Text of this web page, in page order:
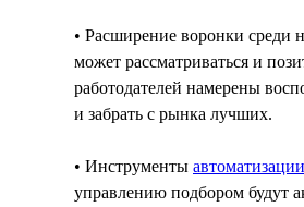
• Расширение воронки среди
может рассматриваться и
работодателей намерены
и забрать с рынка лучших.
• Инструменты
управлению подбором будут